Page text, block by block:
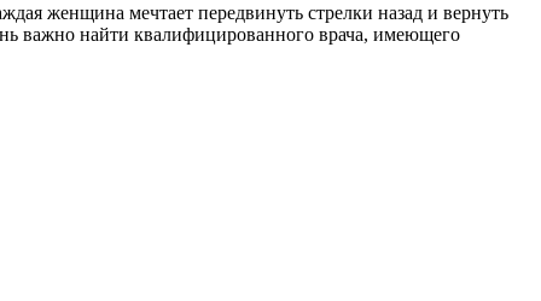
женщина мечтает передвинуть стрелки назад и вернуть
важно найти квалифицированного врача, имеющего